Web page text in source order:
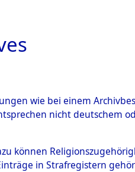
wie bei einem
nicht deutschem
können
in Strafregistern